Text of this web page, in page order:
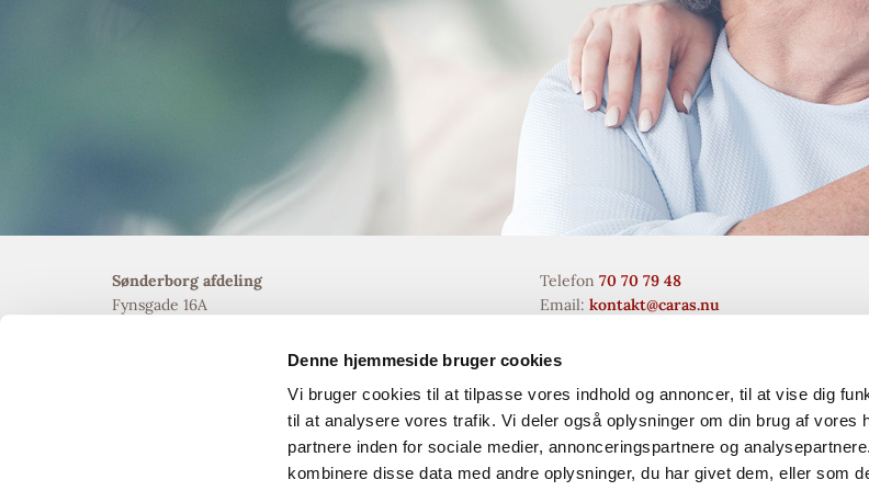
Denne hjemmeside bruger cookies
Vi bruger cookies til at tilpasse vores indhold og annoncer, til at vise dig
til at analysere vores trafik. Vi deler også oplysninger om din brug af vores
partnere inden for sociale medier, annonceringspartnere og
kombinere disse data med andre oplysninger, du har givet dem, eller som
Sønderborg afdeling
Fynsgade 16A
Telefon 70 70 79 48
Email: kontakt@caras.nu
Privatliv og cookies